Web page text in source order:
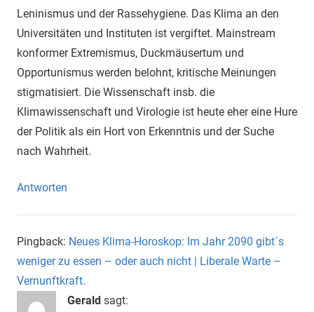
Leninismus und der Rassehygiene. Das Klima an den
Universitäten und Instituten ist vergiftet. Mainstream
konformer Extremismus, Duckmäusertum und
Opportunismus werden belohnt, kritische Meinungen
stigmatisiert. Die Wissenschaft insb. die
Klimawissenschaft und Virologie ist heute eher eine Hure
der Politik als ein Hort von Erkenntnis und der Suche
nach Wahrheit.
Antworten
Pingback: Neues Klima-Horoskop: Im Jahr 2090 gibt´s
weniger zu essen – oder auch nicht | Liberale Warte –
Vernunftkraft.
Gerald sagt: